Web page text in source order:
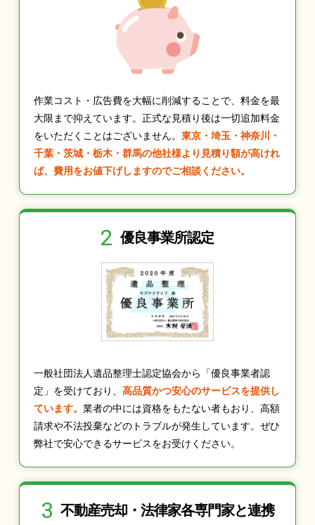
作業コスト・広告費を大幅に削減することで、料金を最
大限まで抑えています。正式な見積り後は一切追加料金
をいただくことはございません。 東京・埼玉・神奈川・
千葉・茨城・栃木・群馬の他社様より見積り額が高けれ
ば、費用をお値下げしますのでご相談ください。
2 優良事業所認定
一般社団法人遺品整理士認定協会から「優良事業者認
定」を受けており、 高品質かつ安心のサービスを提供し
ています。 業者の中には資格をもたない者もおり、高額
請求や不法投棄などのトラブルが発生しています。ぜひ
弊社で安心できるサービスをお受けください。
3 不動産売却・法律家各専門家と連携